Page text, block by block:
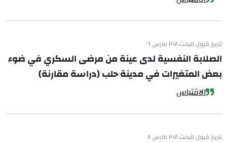
تاريخ قبول البحث ٢٠١٨ مارس ٠٦
الصلابة النفسية لدى عينة من مرضى السكري في ضوء
بعض المتغيرات في مدينة حلب (دراسة مقارنة)
الاقتباس
تاريخ قبول البحث ٢٠١٨ مارس ١١